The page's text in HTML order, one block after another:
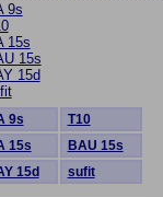
9s
15s
15s
15d
9s
T10
15s
BAU 15s
15d
sufit